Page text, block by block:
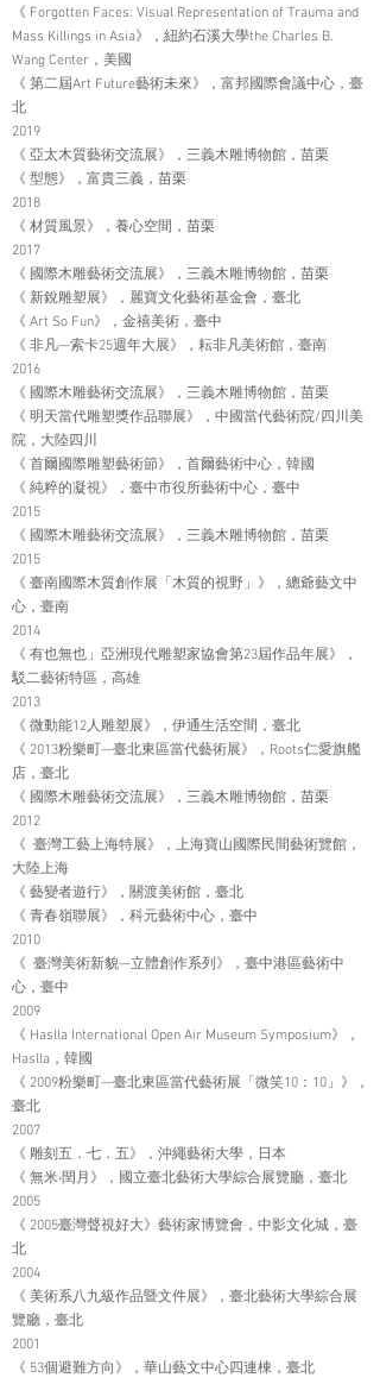
《 Forgotten Faces: Visual Representation of Trauma and
Mass Killings in Asia》，紐約石溪大學the Charles B.
Wang Center，美國
《 第二屆Art Future藝術未來》，富邦國際會議中心，臺
北
2019
《 亞太木質藝術交流展》，三義木雕博物館，苗栗
《 型態》，富貴三義，苗栗
2018
《 材質風景》，養心空間，苗栗
2017
《 國際木雕藝術交流展》，三義木雕博物館，苗栗
《 新銳雕塑展》，麗寶文化藝術基金會，臺北
《 Art So Fun》，金禧美術，臺中
《 非凡—索卡25週年大展》，耘非凡美術館，臺南
2016
《 國際木雕藝術交流展》，三義木雕博物館，苗栗
《 明天當代雕塑獎作品聯展》，中國當代藝術院/四川美
院，大陸四川
《 首爾國際雕塑藝術節》，首爾藝術中心，韓國
《 純粹的凝視》，臺中市役所藝術中心，臺中
2015
《 國際木雕藝術交流展》，三義木雕博物館，苗栗
2015
《 臺南國際木質創作展「木質的視野」》，總爺藝文中
心，臺南
2014
《 有也無也」亞洲現代雕塑家協會第23屆作品年展》，
駁二藝術特區，高雄
2013
《 微動能12人雕塑展》，伊通生活空間，臺北
《 2013粉樂町—臺北東區當代藝術展》，Roots仁愛旗艦
店，臺北
《 國際木雕藝術交流展》，三義木雕博物館，苗栗
2012
《 臺灣工藝上海特展》，上海寶山國際民間藝術覽館，
大陸上海
《 藝變者遊行》，關渡美術館，臺北
《 青春嶺聯展》，科元藝術中心，臺中
2010
《 臺灣美術新貌—立體創作系列》，臺中港區藝術中
心，臺中
2009
《 Haslla International Open Air Museum Symposium》，
Haslla，韓國
《 2009粉樂町—臺北東區當代藝術展「微笑10：10」》，
臺北
2007
《 雕刻五．七．五》，沖繩藝術大學，日本
《 無米‧閏月》，國立臺北藝術大學綜合展覽廳，臺北
2005
《 2005臺灣聲視好大》藝術家博覽會，中影文化城，臺
北
2004
《 美術系八九級作品暨文件展》，臺北藝術大學綜合展
覽廳，臺北
2001
《 53個避難方向》，華山藝文中心四連棟，臺北